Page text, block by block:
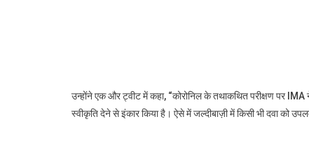
उन्होंने एक और ट्वीट में कहा, “कोरोनिल के तथाकथित परीक्षण पर
स्वीकृति देने से इंकार किया है। ऐसे में जल्दीबाज़ी में किसी भी दवा को